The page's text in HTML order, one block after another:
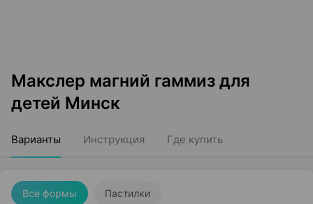
Макслер магний гаммиз для
детей Минск
Варианты Инструкция Где купить
Все формы Пастилки